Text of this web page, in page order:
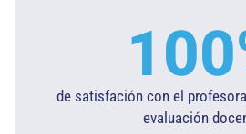
de satisfación con el
evaluación
100